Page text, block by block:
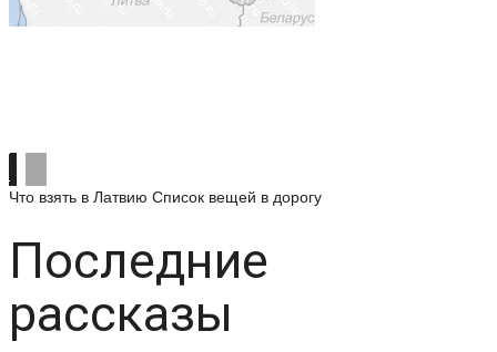
Что взять в Латвию Список вещей в дорогу
Последние
рассказы